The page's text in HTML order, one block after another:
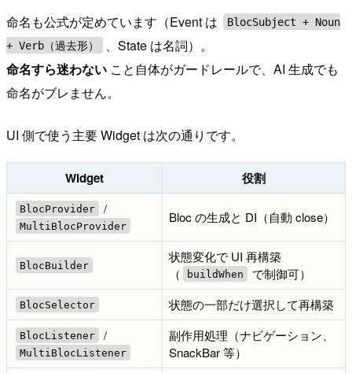
命名も公式が定めています（Event は
BlocSubject + Noun
+ Verb（過去形）
、State は名詞）。
命名すら迷わない こと自体がガードレールで、AI 生成でも
命名がブレません。
UI 側で使う主要 Widget は次の通りです。
Widget 役割
BlocProvider /
MultiBlocProvider
Bloc の生成と DI（自動 close）
BlocBuilder
状態変化で UI 再構築
（
buildWhen で制御可）
BlocSelector 状態の一部だけ選択して再構築
BlocListener /
MultiBlocListener
副作用処理（ナビゲーション、
SnackBar 等）